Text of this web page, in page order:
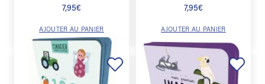
7,95€
AJOUTER AU PANIER
7,95€
AJOUTER AU PANIER
Ajouter
Ajouter